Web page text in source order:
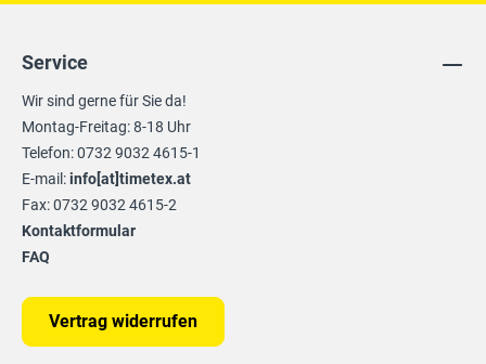
Service
Wir sind gerne für Sie da!
Montag-Freitag: 8-18 Uhr
Telefon: 0732 9032 4615-1
E-mail:info[at]timetex.at
Fax: 0732 9032 4615-2
Kontaktformular
FAQ
Vertrag widerrufen